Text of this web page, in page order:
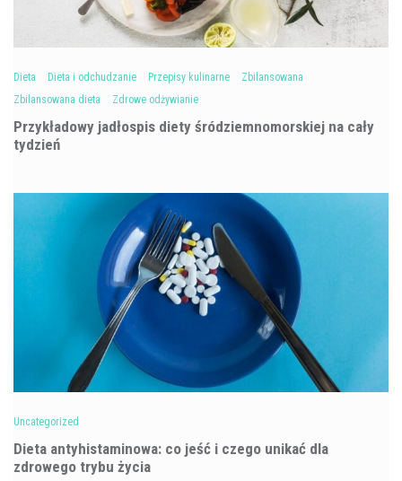
Dieta Dieta i odchudzanie Przepisy kulinarne
Zbilansowana
Zbilansowana dieta
Zdrowe odżywianie
Przykładowy jadłospis diety śródziemnomorskiej na cały
tydzień
Uncategorized
Dieta antyhistaminowa: co jeść i czego unikać dla
zdrowego trybu życia